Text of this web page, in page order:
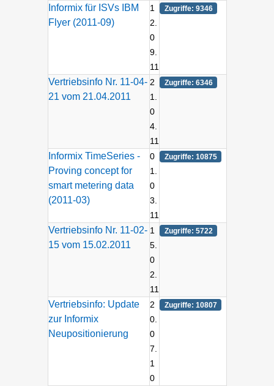
Informix für ISVs IBM
Flyer (2011-09)
1
2.
0
9.
11
Zugriffe: 9346
Vertriebsinfo Nr. 11-04-
21 vom 21.04.2011
2
1.
0
4.
11
Zugriffe: 6346
Informix TimeSeries -
Proving concept for
smart metering data
(2011-03)
0
1.
0
3.
11
Zugriffe: 10875
Vertriebsinfo Nr. 11-02-
15 vom 15.02.2011
1
5.
0
2.
11
Zugriffe: 5722
Vertriebsinfo: Update
zur Informix
Neupositionierung
2
0.
0
7.
1
0
Zugriffe: 10807